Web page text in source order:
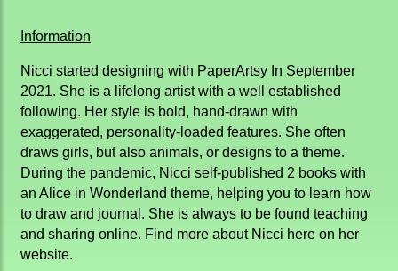
Information
Nicci started designing with PaperArtsy In September
2021. She is a lifelong artist with a well established
following. Her style is bold, hand-drawn with
exaggerated, personality-loaded features. She often
draws girls, but also animals, or designs to a theme.
During the pandemic, Nicci self-published 2 books with
an Alice in Wonderland theme, helping you to learn how
to draw and journal. She is always to be found teaching
and sharing online. Find more about Nicci here on her
website.